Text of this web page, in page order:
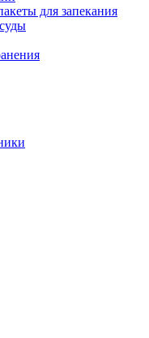
для запекания